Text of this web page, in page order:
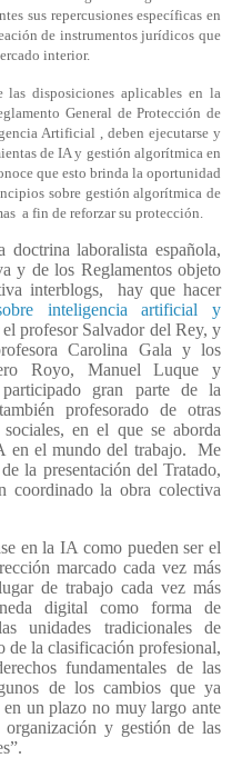
sus repercusiones específicas en
de instrumentos jurídicos que
interior.
aplicables en la
General de Protección de
Artificial , deben ejecutarse y
de IA y gestión algorítmica en
que esto brinda la oportunidad
sobre gestión algorítmica de
a fin de reforzar su protección.
laboralista española,
y de los Reglamentos objeto
interblogs, hay que hacer
inteligencia artificial y
profesor Salvador del Rey, y
Carolina Gala y los
Royo, Manuel Luque y
gran parte de la
profesorado de otras
en el que se aborda
en el mundo del trabajo. Me
la presentación del Tratado,
coordinado la obra colectiva
en la IA como pueden ser el
marcado cada vez más
de trabajo cada vez más
digital como forma de
unidades tradicionales de
de la clasificación profesional,
fundamentales de las
de los cambios que ya
un plazo no muy largo ante
y gestión de las